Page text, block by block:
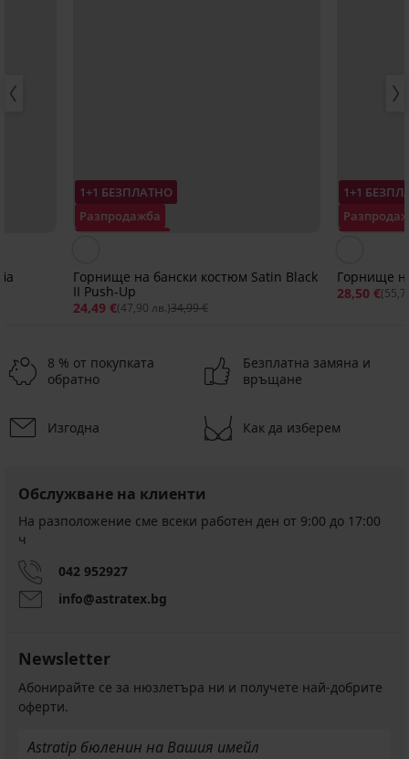
1+1 БЕЗПЛАТНО
Разпродажба
Горнище на бански костюм Satin Black
II Push-Up
24,49 €(47,90 лв.)34,99 €
1+1
Горнище
28,50 €
8 % от покупката
обратно
Безплатна замяна и
връщане
Изгодна Как да изберем
Обслужване на клиенти
На разположение сме всеки работен ден от 9:00 до 17:00
ч
042 952927
info@astratex.bg
Newsletter
Абонирайте се за нюзлетъра ни и получете най-добрите
оферти.